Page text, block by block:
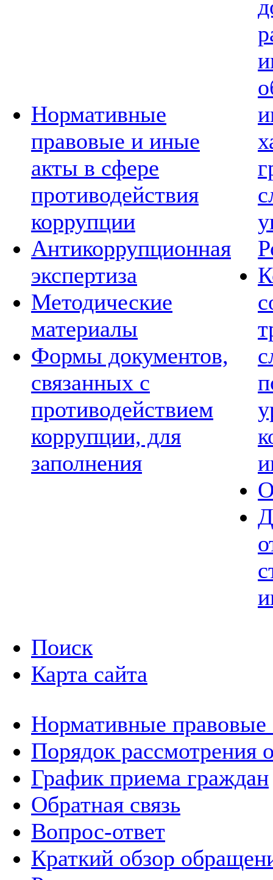
Нормативные
правовые и иные
акты в сфере
противодействия
коррупции
Антикоррупционная
экспертиза
Методические
материалы
Формы документов,
связанных с
противодействием
коррупции, для
заполнения
Поиск
Карта сайта
Нормативные правовые
Порядок рассмотрения
График приема граждан
Обратная связь
Вопрос-ответ
Краткий обзор